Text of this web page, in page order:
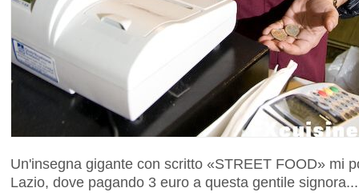
Un'insegna gigante con scritto «STREET FOOD» mi
Lazio, dove pagando 3 euro a questa gentile signora...